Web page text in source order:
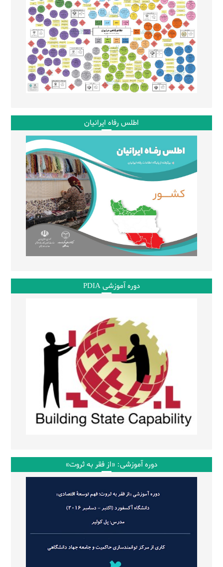
اطلس رفاه ایرانیان
دوره آموزشی PDIA
دوره آموزشی: «از فقر به ثروت»